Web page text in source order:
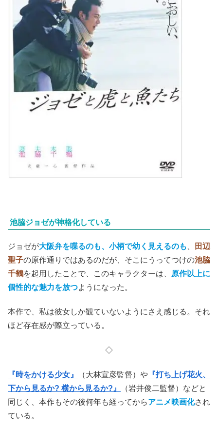
池脇ジョゼが神格化している
ジョゼが大阪弁を喋るのも、小柄で幼く見えるのも
田辺
聖子の原作通りではあるのだが、そこにうってつけの池脇
千鶴を起用したことで、このキャラクターは、
原作以上に
個性的な魅力を放つようになった。
本作で、私は彼女しか観ていないようにさえ感じる。それ
ほど存在感が際立っている。
◇
『時をかける少女』 （大林宣彦監督）や 『打ち上げ花火、
下から見るか? 横から見るか?』
（岩井俊二監督）などと
同じく、本作もその後何年も経ってからアニメ映画化され
ている。